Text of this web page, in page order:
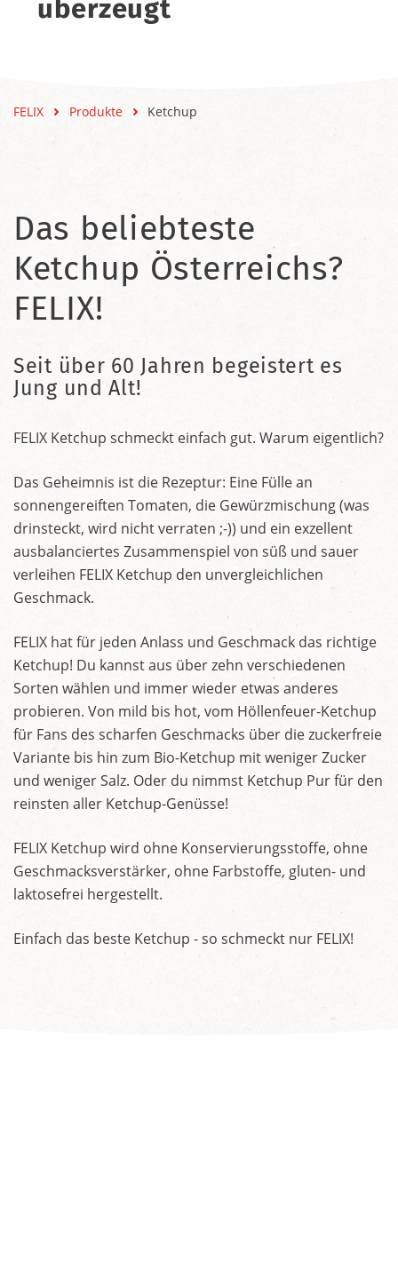
überzeugt
FELIX Produkte Ketchup
Das beliebteste
Ketchup Österreichs?
FELIX!
Seit über 60 Jahren begeistert es
Jung und Alt!
FELIX Ketchup schmeckt einfach gut. Warum eigentlich?
Das Geheimnis ist die Rezeptur: Eine Fülle an
sonnengereiften Tomaten, die Gewürzmischung (was
drinsteckt, wird nicht verraten ;-)) und ein exzellent
ausbalanciertes Zusammenspiel von süß und sauer
verleihen FELIX Ketchup den unvergleichlichen
Geschmack.
FELIX hat für jeden Anlass und Geschmack das richtige
Ketchup! Du kannst aus über zehn verschiedenen
Sorten wählen und immer wieder etwas anderes
probieren. Von mild bis hot, vom Höllenfeuer-Ketchup
für Fans des scharfen Geschmacks über die zuckerfreie
Variante bis hin zum Bio-Ketchup mit weniger Zucker
und weniger Salz. Oder du nimmst Ketchup Pur für den
reinsten aller Ketchup-Genüsse!
FELIX Ketchup wird ohne Konservierungsstoffe, ohne
Geschmacksverstärker, ohne Farbstoffe, gluten- und
laktosefrei hergestellt.
Einfach das beste Ketchup - so schmeckt nur FELIX!